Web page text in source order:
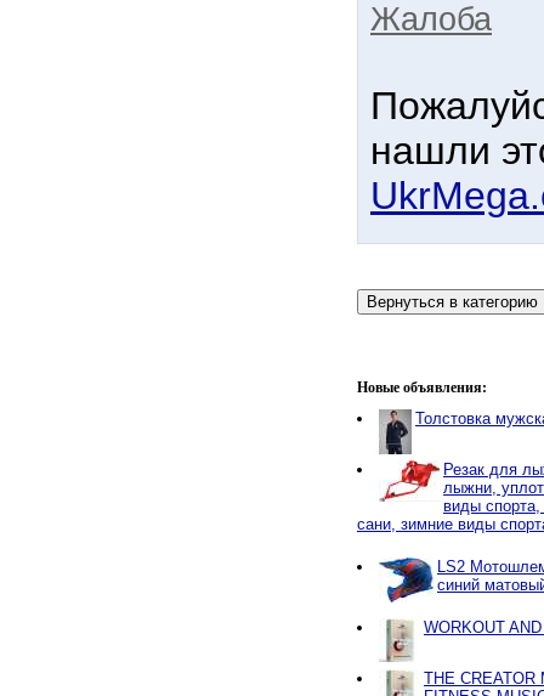
Жалоба
нашли
Новые объявления:
Толстовка
Резак для
лыжни,
виды
сани, зимние виды
LS2
синий
WORKOUT
THE CREATOR